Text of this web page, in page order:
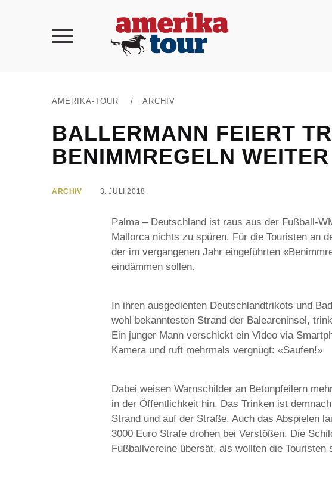
AMERIKA-TOUR / ARCHIV
BALLERMANN FEIERT
BENIMMREGELN WEITER
ARCHIV 3. JULI 2018
Palma – Deutschland ist raus aus der Fußball-
Mallorca nichts zu spüren. Für die Touristen an
der im vergangenen Jahr eingeführten
eindämmen sollen.
In ihren ausgedienten Deutschlandtrikots und
wohl bekanntesten Strand der Baleareninsel,
Ein junger Mann verschickt ein Video via
Kamera und ruft mehrmals vergnügt: «Saufen!»
Dabei weisen Warnschilder an Betonpfeilern
in der Öffentlichkeit hin. Das Trinken ist
Strand und auf der Straße. Auch das Abspielen
3000 Euro Strafe drohen bei Verstößen. Die
Fußballvereine übersät, als wollten die